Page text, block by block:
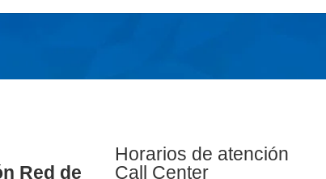
Red de
Horarios de atención
Call Center